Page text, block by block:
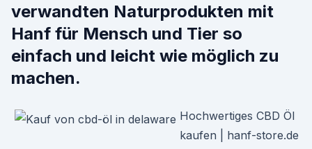
verwandten Naturprodukten mit
Hanf für Mensch und Tier so
einfach und leicht wie möglich zu
machen.
Hochwertiges CBD Öl
kaufen | hanf-store.de